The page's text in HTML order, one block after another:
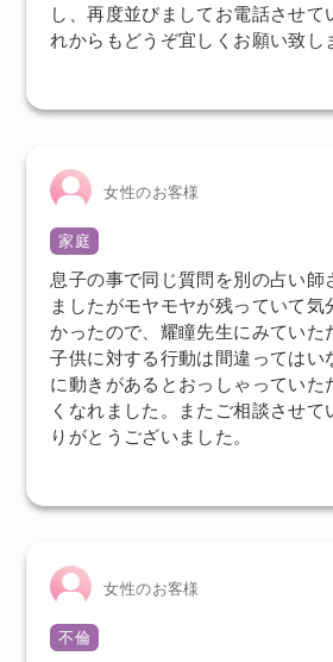
し、再度並びましてお電話させて
れからもどうぞ宜しくお願い致し
女性のお客様
家庭
息子の事で同じ質問を別の占い師
ましたがモヤモヤが残っていて気
かったので、耀瞳先生にみていた
子供に対する行動は間違ってはい
に動きがあるとおっしゃっていた
くなれました。またご相談させて
りがとうございました。
女性のお客様
不倫